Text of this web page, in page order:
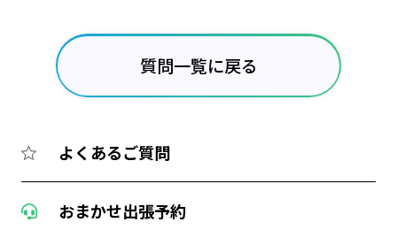
質問一覧に戻る
よくあるご質問
おまかせ出張予約